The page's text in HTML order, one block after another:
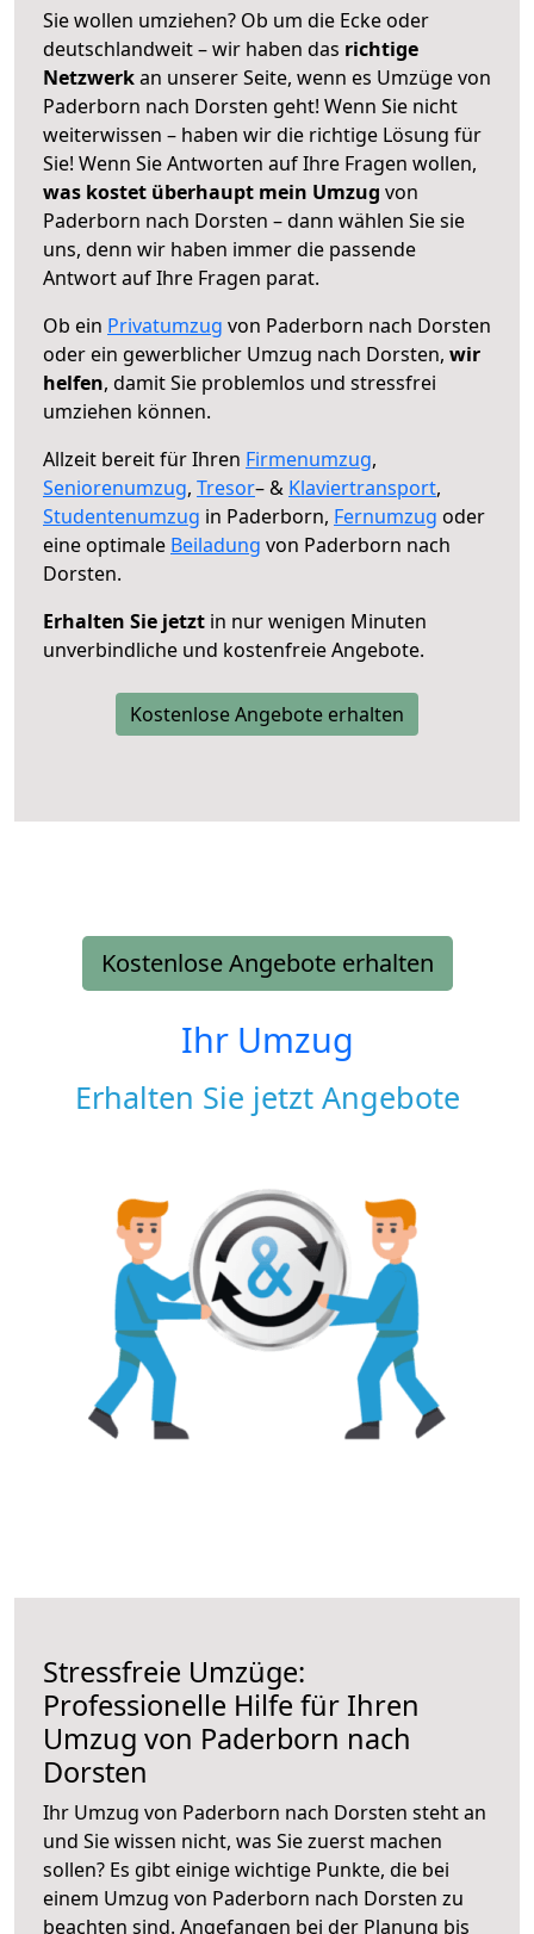
Sie wollen umziehen? Ob um die Ecke oder
deutschlandweit – wir haben das richtige
Netzwerkan unserer Seite, wenn es Umzüge von
Paderborn nach Dorsten geht! Wenn Sie nicht
weiterwissen – haben wir die richtige Lösung für
Sie! Wenn Sie Antworten auf Ihre Fragen wollen,
was kostet überhaupt mein Umzug von
Paderborn nach Dorsten – dann wählen Sie sie
uns, denn wir haben immer die passende
Antwort auf Ihre Fragen parat.
Ob ein Privatumzug von Paderborn nach Dorsten
oder ein gewerblicher Umzug nach Dorsten, wir
helfen, damit Sie problemlos und stressfrei
umziehen können.
Allzeit bereit für Ihren Firmenumzug,
Seniorenumzug, Tresor– & Klaviertransport,
Studentenumzug in Paderborn, Fernumzug oder
eine optimale Beiladung von Paderborn nach
Dorsten.
Erhalten Sie jetzt in nur wenigen Minuten
unverbindliche und kostenfreie Angebote.
Kostenlose Angebote erhalten
Kostenlose Angebote erhalten
Ihr Umzug
Erhalten Sie jetzt Angebote
Stressfreie Umzüge:
Professionelle Hilfe für Ihren
Umzug von Paderborn nach
Dorsten
Ihr Umzug von Paderborn nach Dorsten steht an
und Sie wissen nicht, was Sie zuerst machen
sollen? Es gibt einige wichtige Punkte, die bei
einem Umzug von Paderborn nach Dorsten zu
beachten sind. Angefangen bei der Planung bis